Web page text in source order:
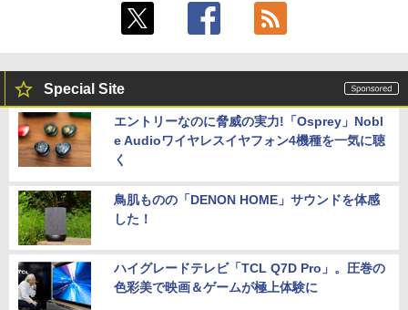
Special Site
エントリーなのに脅威の実力!「Osprey」Nobl
e Audioワイヤレスイヤフォン4機種を一気に聴
く
鳥肌ものの「DENON HOME」サウンドを体感
した！
ハイグレードテレビ「TCL Q7D Pro」。圧巻の
色彩美で映画＆ゲームが極上体験に